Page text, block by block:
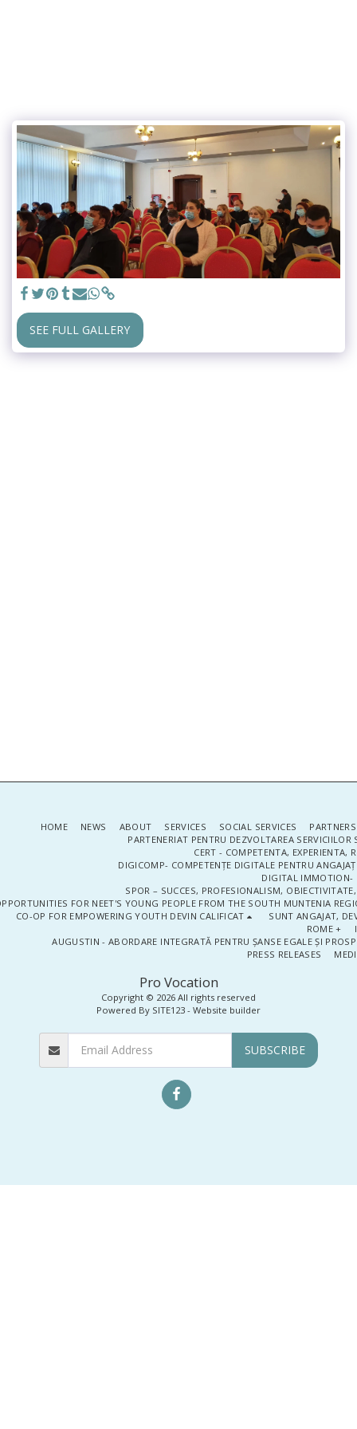
SEE FULL GALLERY
Pro Vocation
Copyright © 2026 All rights reserved
Powered By SITE123 - Website builder
HOME NEWS ABOUT SERVICES SOCIAL SERVICES
PARTENERIAT PENTRU DEZVOLTAREA SERVICIILOR
CERT - COMPETENTA, EXPERIENTA,
DIGICOMP- COMPETENȚE DIGITALE PENTRU
DIGITAL IMMOTION-
SPOR – SUCCES, PROFESIONALISM,
FOR NEET'S YOUNG PEOPLE FROM THE SOUTH MUNTENIA
CO-OP FOR EMPOWERING YOUTH DEVIN CALIFICAT
SUNT ANGAJAT,
ROME +
AUGUSTIN - ABORDARE INTEGRATĂ PENTRU ȘANSE EGALE ȘI
PRESS RELEASES
SUBSCRIBE